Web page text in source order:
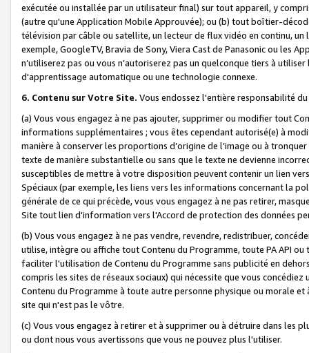
exécutée ou installée par un utilisateur final) sur tout appareil, y
(autre qu'une Application Mobile Approuvée); ou (b) tout boîtier-
télévision par câble ou satellite, un lecteur de flux vidéo en continu,
exemple, GoogleTV, Bravia de Sony, Viera Cast de Panasonic ou les
n’utiliserez pas ou vous n’autoriserez pas un quelconque tiers à
d'apprentissage automatique ou une technologie connexe.
6. Contenu sur Votre Site. Vous endossez l'entière responsabilité
(a) Vous vous engagez à ne pas ajouter, supprimer ou modifier tout
informations supplémentaires ; vous êtes cependant autorisé(e) à
manière à conserver les proportions d’origine de l’image ou à
texte de manière substantielle ou sans que le texte ne devienne
susceptibles de mettre à votre disposition peuvent contenir un lien
Spéciaux (par exemple, les liens vers les informations concernant la
générale de ce qui précède, vous vous engagez à ne pas retirer,
Site tout lien d'information vers l'Accord de protection des données
(b) Vous vous engagez à ne pas vendre, revendre, redistribuer,
utilise, intègre ou affiche tout Contenu du Programme, toute PA API
faciliter l'utilisation de Contenu du Programme sans publicité en
compris les sites de réseaux sociaux) qui nécessite que vous
Contenu du Programme à toute autre personne physique ou morale
site qui n'est pas le vôtre.
(c) Vous vous engagez à retirer et à supprimer ou à détruire dans les
ou dont nous vous avertissons que vous ne pouvez plus l'utiliser.